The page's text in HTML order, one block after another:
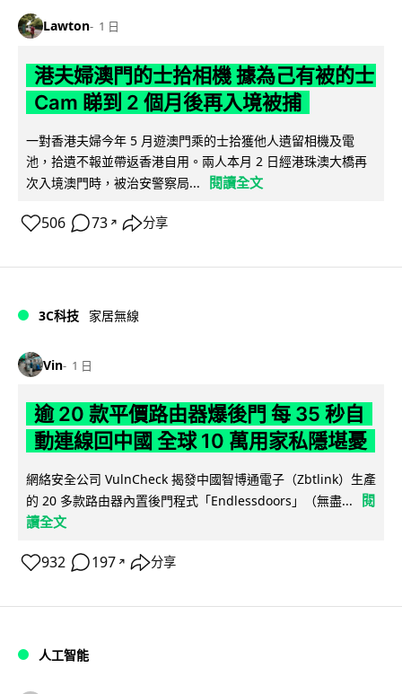
Lawton 1 日
港夫婦澳門的士拾相機 據為己有被的士
Cam 睇到 2 個月後再入境被捕
一對香港夫婦今年 5 月遊澳門乘的士拾獲他人遺留相機及電
池，拾遺不報並帶返香港自用。兩人本月 2 日經港珠澳大橋再
次入境澳門時，被治安警察局...
閱讀全文
506 73 ↗ 分享
3C科技 家居無線
Vin 1 日
逾 20 款平價路由器爆後門 每 35 秒自
動連線回中國 全球 10 萬用家私隱堪憂
網絡安全公司 VulnCheck 揭發中國智博通電子（Zbtlink）生產
的 20 多款路由器內置後門程式「Endlessdoors」（無盡...
閱
讀全文
932 197 ↗ 分享
人工智能